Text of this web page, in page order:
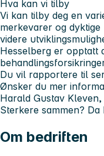
Hva kan vi tilby
Vi kan tilby deg en
merkevarer og
videre
Hesselberg er opptatt
Du vil rapportere til
Ønsker du mer
Harald Gustav Kleven,
Sterkere sammen?
Om bedriften